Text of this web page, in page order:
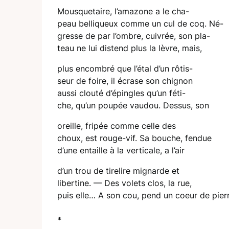
Mousquetaire, l’amazone a le cha-
peau belliqueux comme un cul de coq. Né-
gresse de par l’ombre, cuivrée, son pla-
teau ne lui distend plus la lèvre, mais,
plus encombré que l’étal d’un rôtis-
seur de foire, il écrase son chignon
aussi clouté d’épingles qu’un féti-
che, qu’un poupée vaudou. Dessus, son
oreille, fripée comme celle des
choux, est rouge-vif. Sa bouche, fendue
d’une entaille à la verticale, a l’air
d’un trou de tirelire mignarde et
libertine. — Des volets clos, la rue,
puis elle… A son cou, pend un coeur de
*